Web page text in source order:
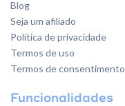
Blog
Seja um afiliado
Política de privacidade
Termos de uso
Termos de consentimento
Funcionalidades